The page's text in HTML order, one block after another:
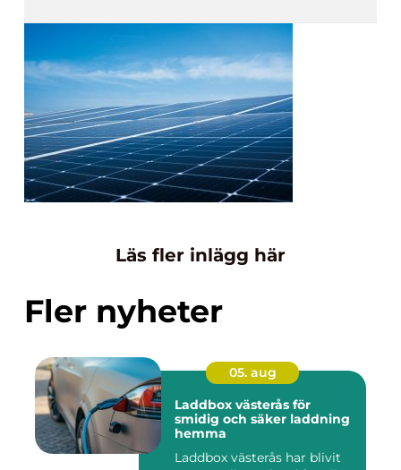
Läs fler inlägg här
Fler nyheter
05. aug
Laddbox västerås för
smidig och säker laddning
hemma
Laddbox västerås har blivit